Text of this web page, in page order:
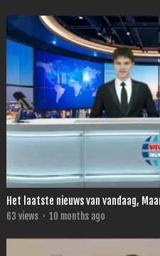
Het laatste nieuws van vandaag,
63 views · 10 months ago